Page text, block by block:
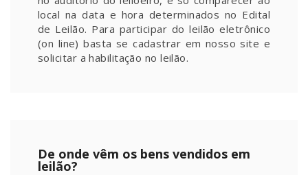
local na data e hora determinados no Edital
de Leilão. Para participar do leilão eletrônico
(on line) basta se cadastrar em nosso site e
solicitar a habilitação no leilão.
De onde vêm os bens vendidos em
leilão?